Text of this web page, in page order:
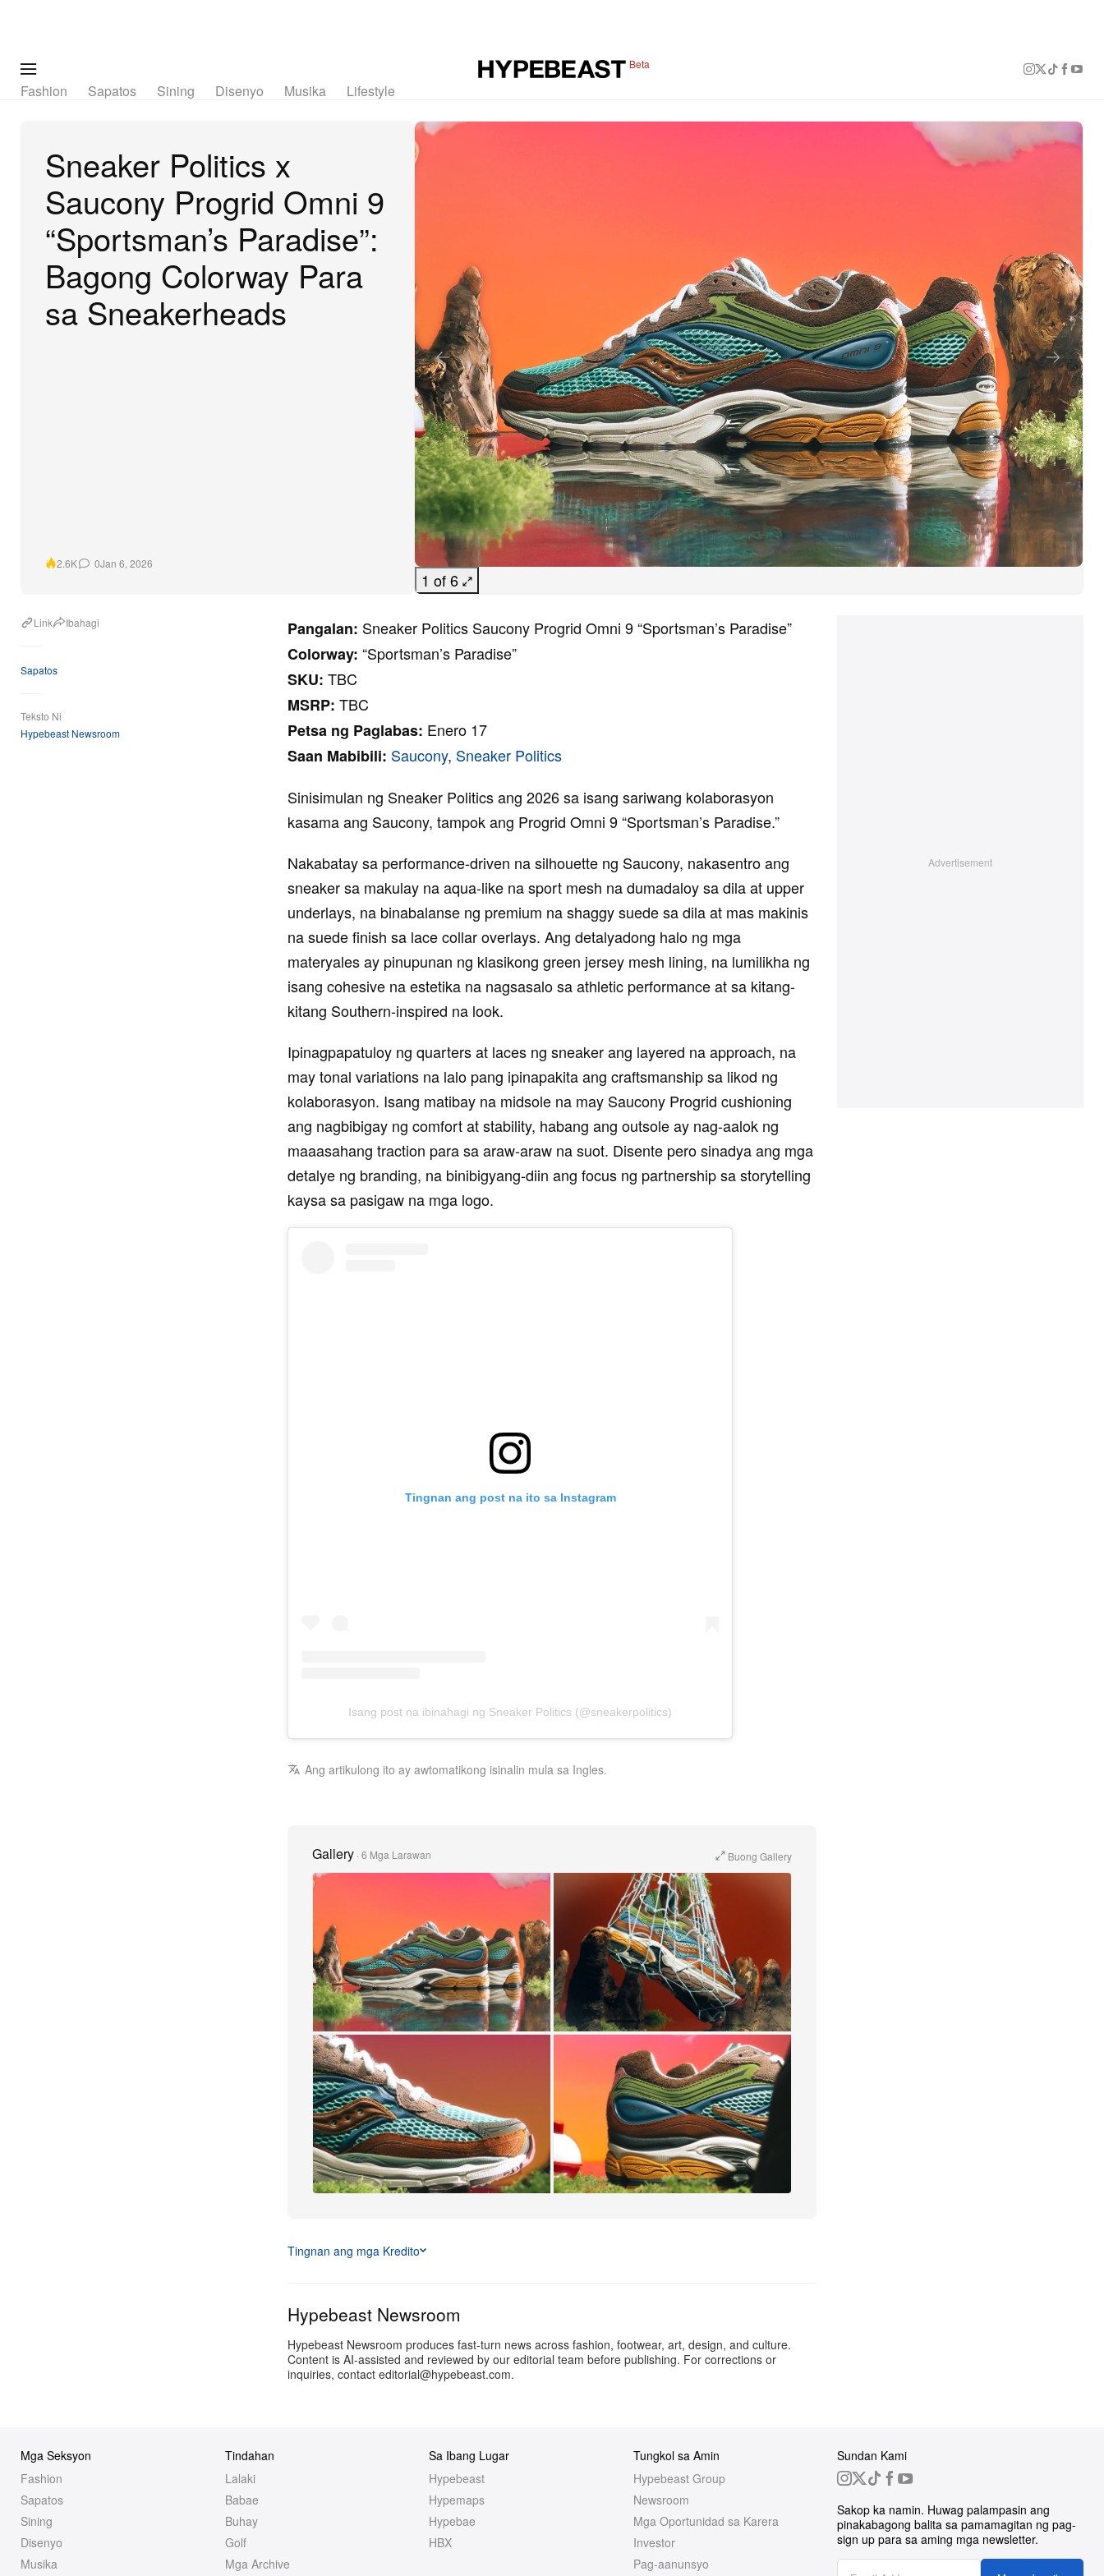
Beta
Fashion Sapatos Sining Disenyo Musika Lifestyle
Sneaker Politics x
Saucony Progrid Omni 9
“Sportsman’s Paradise”:
Bagong Colorway Para
sa Sneakerheads
2.6K 0Jan 6, 2026
1 of 6
Link Ibahagi
Sapatos
Teksto Ni
Hypebeast Newsroom
Pangalan: Sneaker Politics Saucony Progrid Omni 9 “Sportsman’s Paradise”
Colorway: “Sportsman’s Paradise”
SKU: TBC
MSRP: TBC
Petsa ng Paglabas: Enero 17
Saan Mabibili: Saucony, Sneaker Politics
Sinisimulan ng Sneaker Politics ang 2026 sa isang sariwang kolaborasyon
kasama ang Saucony, tampok ang Progrid Omni 9 “Sportsman’s Paradise.”
Nakabatay sa performance-driven na silhouette ng Saucony, nakasentro ang
sneaker sa makulay na aqua-like na sport mesh na dumadaloy sa dila at upper
underlays, na binabalanse ng premium na shaggy suede sa dila at mas makinis
na suede finish sa lace collar overlays. Ang detalyadong halo ng mga
materyales ay pinupunan ng klasikong green jersey mesh lining, na lumilikha ng
isang cohesive na estetika na nagsasalo sa athletic performance at sa kitang-
kitang Southern-inspired na look.
Ipinagpapatuloy ng quarters at laces ng sneaker ang layered na approach, na
may tonal variations na lalo pang ipinapakita ang craftsmanship sa likod ng
kolaborasyon. Isang matibay na midsole na may Saucony Progrid cushioning
ang nagbibigay ng comfort at stability, habang ang outsole ay nag-aalok ng
maaasahang traction para sa araw-araw na suot. Disente pero sinadya ang mga
detalye ng branding, na binibigyang-diin ang focus ng partnership sa storytelling
kaysa sa pasigaw na mga logo.
Tingnan ang post na ito sa Instagram
Isang post na ibinahagi ng Sneaker Politics (@sneakerpolitics)
Ang artikulong ito ay awtomatikong isinalin mula sa Ingles.
Gallery · 6 Mga Larawan Buong Gallery
Tingnan ang mga Kredito
Hypebeast Newsroom
Hypebeast Newsroom produces fast-turn news across fashion, footwear, art, design, and culture.
Content is AI-assisted and reviewed by our editorial team before publishing. For corrections or
inquiries, contact editorial@hypebeast.com.
Mga Seksyon
Fashion
Sapatos
Sining
Disenyo
Musika
Tindahan
Lalaki
Babae
Buhay
Golf
Mga Archive
Sa Ibang Lugar
Hypebeast
Hypemaps
Hypebae
HBX
Tungkol sa Amin
Hypebeast Group
Newsroom
Mga Oportunidad sa Karera
Investor
Pag-aanunsyo
Sundan Kami
Sakop ka namin. Huwag palampasin ang
pinakabagong balita sa pamamagitan ng pag-
sign up para sa aming mga newsletter.